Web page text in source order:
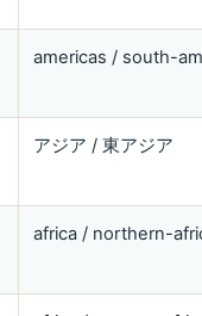
americas / south-
アジア / 東アジア
africa / northern-